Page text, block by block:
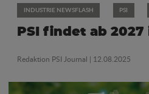
INDUSTRIE NEWSFLASH PSI
PSI findet ab
Redaktion PSI Journal | 12.08.2025